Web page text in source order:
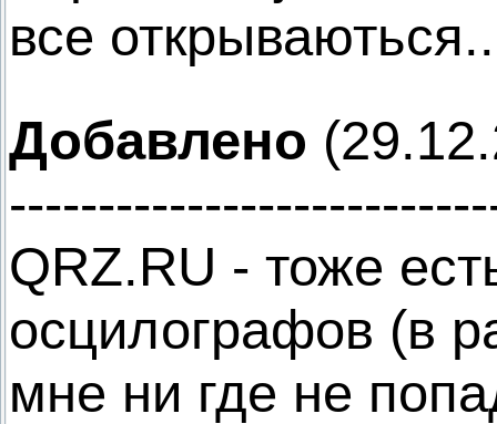
все открываються..
Добавлено
QRZ.RU - тоже
осцилографов (в
мне ни где не